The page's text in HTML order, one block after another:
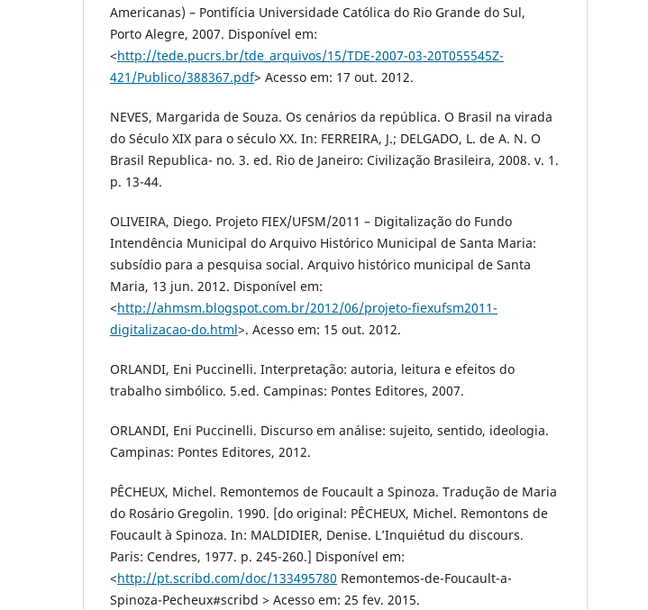
Americanas) – Pontifícia Universidade Católica do Rio Grande do Sul,
Porto Alegre, 2007. Disponível em:
<http://tede.pucrs.br/tde_arquivos/15/TDE-2007-03-20T055545Z-
421/Publico/388367.pdf> Acesso em: 17 out. 2012.
NEVES, Margarida de Souza. Os cenários da república. O Brasil na virada
do Século XIX para o século XX. In: FERREIRA, J.; DELGADO, L. de A. N. O
Brasil Republica- no. 3. ed. Rio de Janeiro: Civilização Brasileira, 2008. v. 1.
p. 13-44.
OLIVEIRA, Diego. Projeto FIEX/UFSM/2011 – Digitalização do Fundo
Intendência Municipal do Arquivo Histórico Municipal de Santa Maria:
subsídio para a pesquisa social. Arquivo histórico municipal de Santa
Maria, 13 jun. 2012. Disponível em:
<http://ahmsm.blogspot.com.br/2012/06/projeto-fiexufsm2011-
digitalizacao-do.html>. Acesso em: 15 out. 2012.
ORLANDI, Eni Puccinelli. Interpretação: autoria, leitura e efeitos do
trabalho simbólico. 5.ed. Campinas: Pontes Editores, 2007.
ORLANDI, Eni Puccinelli. Discurso em análise: sujeito, sentido, ideologia.
Campinas: Pontes Editores, 2012.
PÊCHEUX, Michel. Remontemos de Foucault a Spinoza. Tradução de Maria
do Rosário Gregolin. 1990. [do original: PÊCHEUX, Michel. Remontons de
Foucault à Spinoza. In: MALDIDIER, Denise. L’Inquiétud du discours.
Paris: Cendres, 1977. p. 245-260.] Disponível em:
<http://pt.scribd.com/doc/133495780 Remontemos-de-Foucault-a-
Spinoza-Pecheux#scribd > Acesso em: 25 fev. 2015.